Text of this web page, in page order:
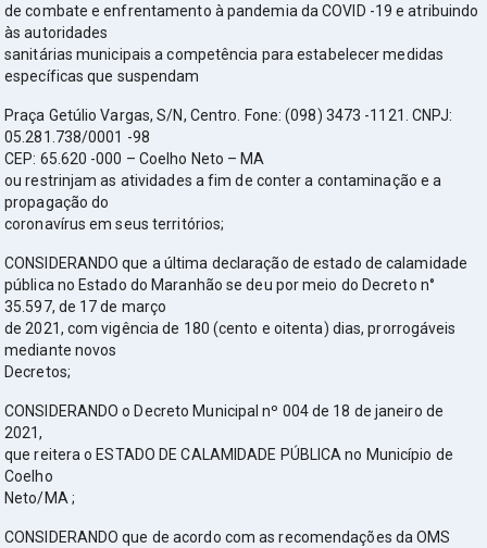
de combate e enfrentamento à pandemia da COVID -19 e atribuindo
às autoridades
sanitárias municipais a competência para estabelecer medidas
específicas que suspendam
Praça Getúlio Vargas, S/N, Centro. Fone: (098) 3473 -1121. CNPJ:
05.281.738/0001 -98
CEP: 65.620 -000 – Coelho Neto – MA
ou restrinjam as atividades a fim de conter a contaminação e a
propagação do
coronavírus em seus territórios;
CONSIDERANDO que a última declaração de estado de calamidade
pública no Estado do Maranhão se deu por meio do Decreto n°
35.597, de 17 de março
de 2021, com vigência de 180 (cento e oitenta) dias, prorrogáveis
mediante novos
Decretos;
CONSIDERANDO o Decreto Municipal nº 004 de 18 de janeiro de
2021,
que reitera o ESTADO DE CALAMIDADE PÚBLICA no Município de
Coelho
Neto/MA ;
CONSIDERANDO que de acordo com as recomendações da OMS